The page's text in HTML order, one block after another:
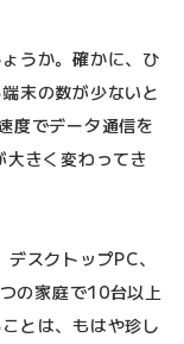
うか。確かに、ひ
末の数が少ないと
度でデータ通信を
きく変わってき
スクトップPC、
の家庭で10台以上
とは、もはや珍し